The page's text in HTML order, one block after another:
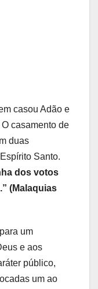
casou Adão e
casamento de
duas
Santo.
dos votos
(Malaquias
um
e aos
público,
um ao